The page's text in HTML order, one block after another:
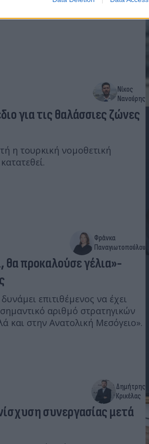
Ιούνιο και υπηρετεί το
Νίκος
Νανούρης
για τις θαλάσσιες ζώνες
η τουρκική νομοθετική
Φράνκα
Παναγιωτοπούλου
προκαλούσε γέλια»-
επιτιθέμενος να έχει
αριθμό στρατηγικών
και στην Ανατολική Μεσόγειο».
Δημήτρης
Κρικέλας
συνεργασίας μετά